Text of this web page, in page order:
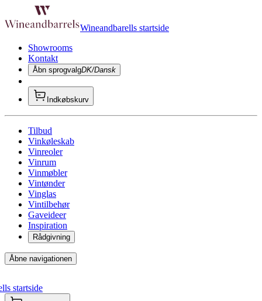
Wineandbarells startside
Showrooms
Kontakt
Åbn sprogvalgDK/Dansk
Indkøbskurv
Tilbud
Vinkøleskab
Vinreoler
Vinrum
Vinmøbler
Vintønder
Vinglas
Vintilbehør
Gaveideer
Inspiration
Rådgivning
Åbne navigationen
startside